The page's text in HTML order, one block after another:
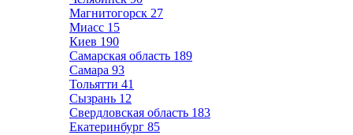
Магнитогорск 27
Миасс 15
Киев 190
Самарская область 189
Самара 93
Тольятти 41
Сызрань 12
Свердловская область 183
Екатеринбург 85